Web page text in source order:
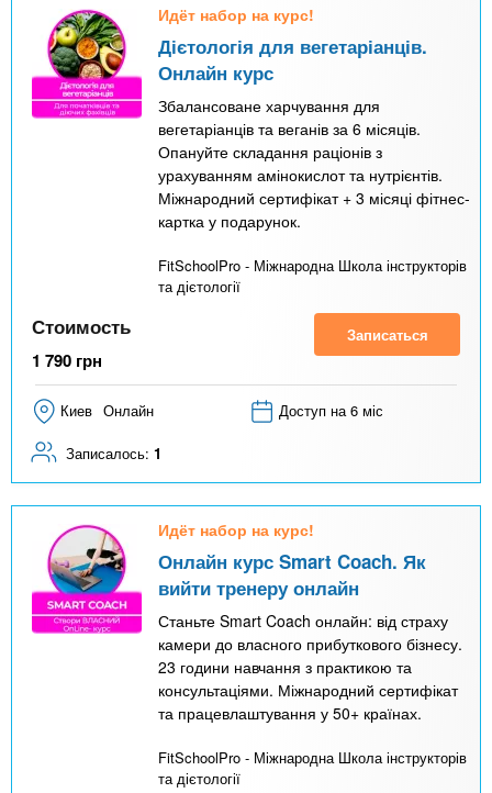
Идёт набор на курс!
Дієтологія для вегетаріанців.
Онлайн курс
Збалансоване харчування для
вегетаріанців та веганів за 6 місяців.
Опануйте складання раціонів з
урахуванням амінокислот та нутрієнтів.
Міжнародний сертифікат + 3 місяці фітнес-
картка у подарунок.
FitSchoolPro - Міжнародна Школа інструкторів
та дієтології
Стоимость
1 790 грн
Записаться
Киев Онлайн Доступ на 6 міс
Записалось: 1
Идёт набор на курс!
Онлайн курс Smart Coach. Як
вийти тренеру онлайн
Станьте Smart Coach онлайн: від страху
камери до власного прибуткового бізнесу.
23 години навчання з практикою та
консультаціями. Міжнародний сертифікат
та працевлаштування у 50+ країнах.
FitSchoolPro - Міжнародна Школа інструкторів
та дієтології